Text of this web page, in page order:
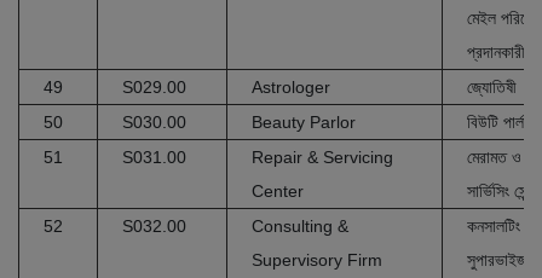
মেইল পরিষেবা
প্রদানকারী
49
S029.00 Astrologer
জ্যোতিষী
50
S030.00 Beauty Parlor
বিউটি পার্লার
51
S031.00
Repair & Servicing
Center
মেরামত ও
সার্ভিসিং
52
S032.00
Consulting &
Supervisory Firm
কনসালটিং ও
সুপারভাইজরি